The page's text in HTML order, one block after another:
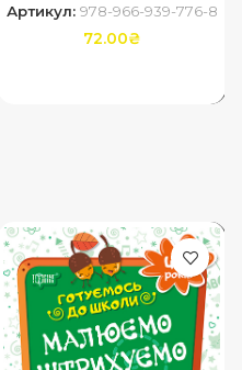
Артикул: 978-966-939-776-8
72.00₴